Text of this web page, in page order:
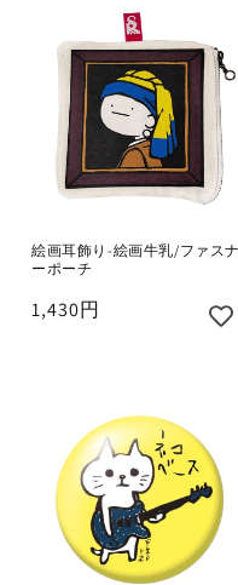
絵画耳飾り-絵画牛乳/ファスナ
ーポーチ
1,430円